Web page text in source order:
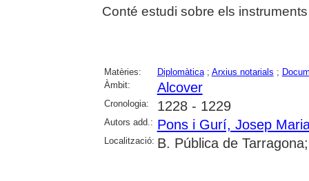
Conté estudi sobre els
Matèries: Diplomàtica; Arxius notarials ;
Àmbit:
Alcover
Cronologia: 1228 - 1229
Autors add.: Pons i Gurí, Josep
Localització: B. Pública de